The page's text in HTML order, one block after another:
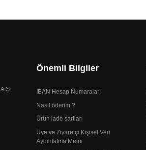
Önemli Bilgiler
IBAN Hesap Numaraları
Nasıl öderim ?
Ürün iade şartları
Üye ve Ziyaretçi Kişisel Veri
Aydınlatma Metni